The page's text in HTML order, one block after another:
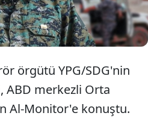
örgütü YPG/SDG'nin
ABD merkezli Orta
Al-Monitor'e konuştu.